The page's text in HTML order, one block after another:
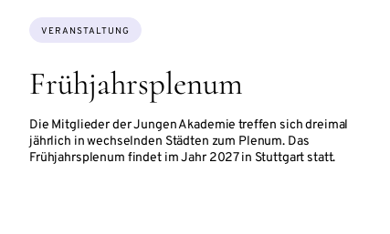
Frühjahrsplenum
Die Mitglieder der Jungen Akademie treffen sich dreimal
jährlich in wechselnden Städten zum Plenum. Das
Frühjahrsplenum findet im Jahr 2027 in Stuttgart statt.
Themen:
VERANSTALTUNG